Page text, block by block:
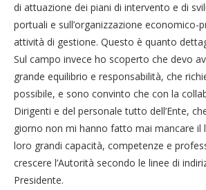
di attuazione dei piani di intervento e di
portuali e sull’organizzazione economico-
attività di gestione. Questo è quanto
Sul campo invece ho scoperto che devo
grande equilibrio e responsabilità, che
possibile, e sono convinto che con la
Dirigenti e del personale tutto dell’Ente,
giorno non mi hanno fatto mai mancare il
loro grandi capacità, competenze e
crescere l’Autorità secondo le linee di
Presidente.